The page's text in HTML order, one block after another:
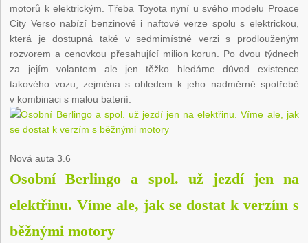
motorů k elektrickým. Třeba Toyota nyní u svého modelu Proace
City Verso nabízí benzinové i naftové verze spolu s elektrickou,
která je dostupná také v sedmimístné verzi s prodlouženým
rozvorem a cenovkou přesahující milion korun. Po dvou týdnech
za jejím volantem ale jen těžko hledáme důvod existence
takového vozu, zejména s ohledem k jeho nadměrné spotřebě
v kombinaci s malou baterií.
Nová auta 3.6
Osobní Berlingo a spol. už jezdí jen na
elektřinu. Víme ale, jak se dostat k verzím s
běžnými motory